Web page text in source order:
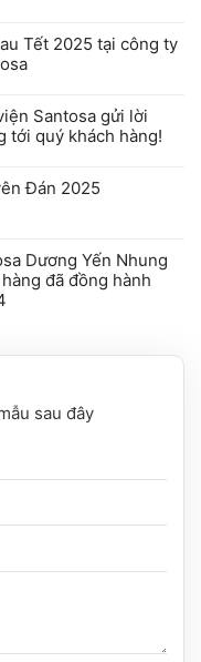
Tết 2025 tại công ty
Santosa gửi lời
tới quý khách hàng!
Đán 2025
Dương Yến Nhung
đã đồng hành
sau đây